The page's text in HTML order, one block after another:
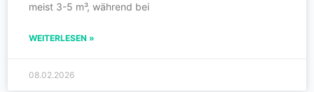
meist 3-5 m³, während bei
WEITERLESEN »
08.02.2026